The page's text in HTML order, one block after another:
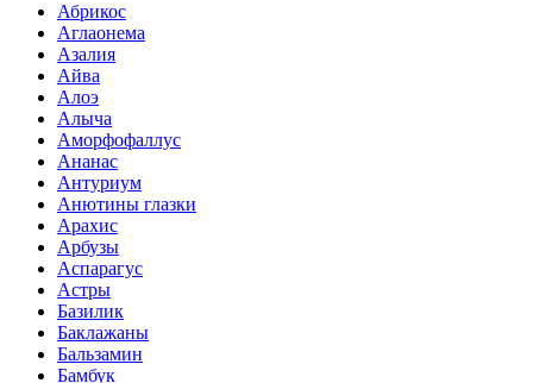
Абрикос
Аглаонема
Азалия
Айва
Алоэ
Алыча
Аморфофаллус
Ананас
Антуриум
Анютины глазки
Арахис
Арбузы
Аспарагус
Астры
Базилик
Баклажаны
Бальзамин
Бамбук